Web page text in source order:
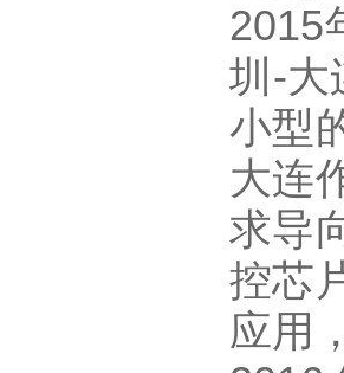
2015
圳-大
小型
大连
求导
控芯
应用